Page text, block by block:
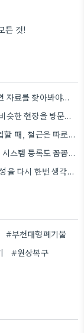
든 것!
사이드 패널의 방수 성능이 의구심이 들어요. 관련 자료를 찾아봐야겠네요.
골재 분리 배출이 정말 중요하네요. 제가 이전에 비슷한 현장을 방문했을 때도 이렇게 철저하게 분류하지 않은…
폐기물 분리하는 팁 하나 알려드릴게요. 제가 작업할 때, 철근은 따로 모아두고 골재는 색깔별로 구분해서 보관했는데,…
폐기물 분리 잘 해야겠어요. 현장 상황이 다르고, 시스템 등록도 꼼꼼히 확인해야 하니까.
대전 화재 사고 말씀하신 부분, 안전 관리의 중요성을 다시 한번 생각하게 되네요. 특히 규모가 큰…
#부천대형폐기물
#원상복구